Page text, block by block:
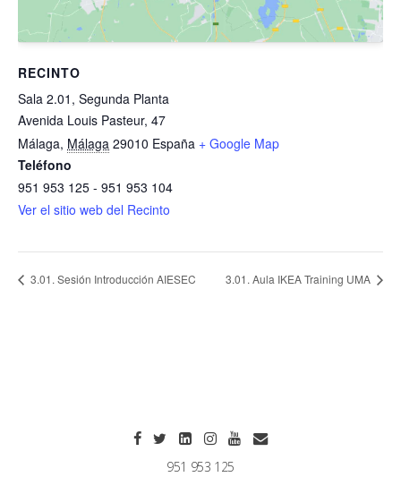
RECINTO
Sala 2.01, Segunda Planta
Avenida Louis Pasteur, 47
Málaga, Málaga 29010 España + Google Map
Teléfono
951 953 125 - 951 953 104
Ver el sitio web del Recinto
3.01. Sesión Introducción AIESEC 3.01. Aula IKEA Training UMA
951 953 125